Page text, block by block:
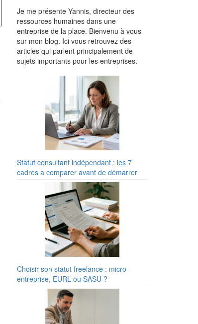
Je me présente Yannis, directeur des
ressources humaines dans une
entreprise de la place. Bienvenu à vous
sur mon blog. Ici vous retrouvez des
articles qui parlent principalement de
sujets importants pour les entreprises.
Statut consultant indépendant : les 7
cadres à comparer avant de démarrer
Choisir son statut freelance : micro-
entreprise, EURL ou SASU ?